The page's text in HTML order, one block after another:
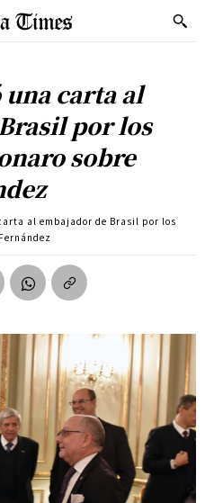
carta al
por los
sobre
al embajador de Brasil por los